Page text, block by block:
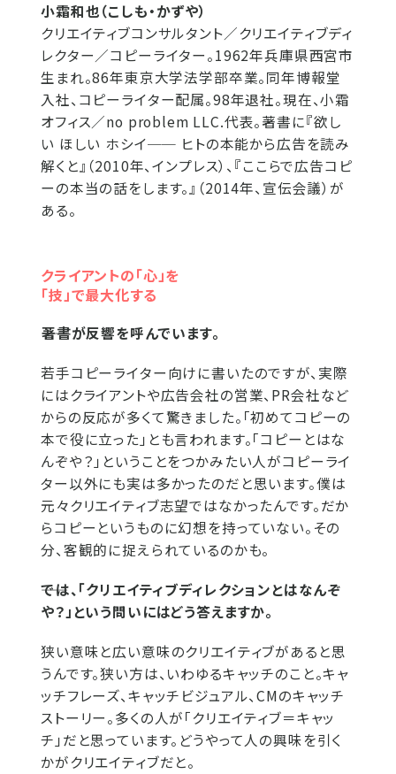
小霜和也（こしも・かずや）
クリエイティブコンサルタント／クリエイティブディ
レクター／コピーライター。1962年兵庫県西宮市
生まれ。86年東京大学法学部卒業。同年博報堂
入社、コピーライター配属。98年退社。現在、小霜
オフィス／no problem LLC.代表。著書に『欲し
い ほしい ホシイ── ヒトの本能から広告を読み
解くと』（2010年、インプレス）、『ここらで広告コピ
ーの本当の話をします。』（2014年、宣伝会議）が
ある。
クライアントの「心」を
「技」で最大化する
――著書が反響を呼んでいます。
若手コピーライター向けに書いたのですが、実際
にはクライアントや広告会社の営業、PR会社など
からの反応が多くて驚きました。「初めてコピーの
本で役に立った」とも言われます。「コピーとはな
んぞや？」ということをつかみたい人がコピーライ
ター以外にも実は多かったのだと思います。僕は
元々クリエイティブ志望ではなかったんです。だか
らコピーというものに幻想を持っていない。その
分、客観的に捉えられているのかも。
――では、「クリエイティブディレクションとはなんぞ
や？」という問いにはどう答えますか。
狭い意味と広い意味のクリエイティブがあると思
うんです。狭い方は、いわゆるキャッチのこと。キャ
ッチフレーズ、キャッチビジュアル、CMのキャッチ
ストーリー。多くの人が「クリエイティブ＝キャッ
チ」だと思っています。どうやって人の興味を引く
かがクリエイティブだと。